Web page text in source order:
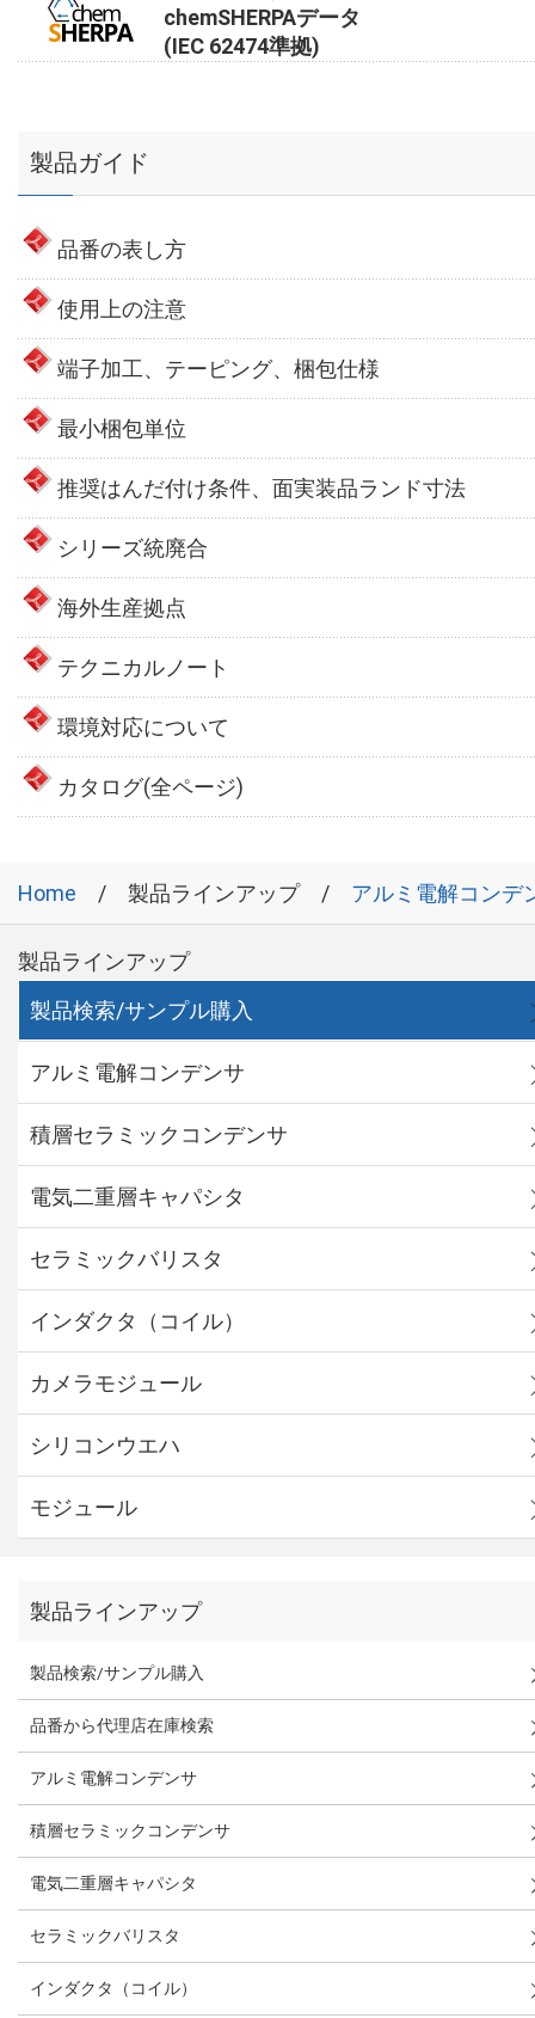
chemSHERPAデータ
(IEC 62474準拠)
製品ガイド
品番の表し方
使用上の注意
端子加工、テーピング、梱包仕様
最小梱包単位
推奨はんだ付け条件、面実装品ランド寸法
シリーズ統廃合
海外生産拠点
テクニカルノート
環境対応について
カタログ(全ページ)
Home 製品ラインアップ アルミ電解コンデ
製品ラインアップ
製品検索/サンプル購入
アルミ電解コンデンサ
積層セラミックコンデンサ
電気二重層キャパシタ
セラミックバリスタ
インダクタ（コイル）
カメラモジュール
シリコンウエハ
モジュール
製品ラインアップ
製品検索/サンプル購入
品番から代理店在庫検索
アルミ電解コンデンサ
積層セラミックコンデンサ
電気二重層キャパシタ
セラミックバリスタ
インダクタ（コイル）